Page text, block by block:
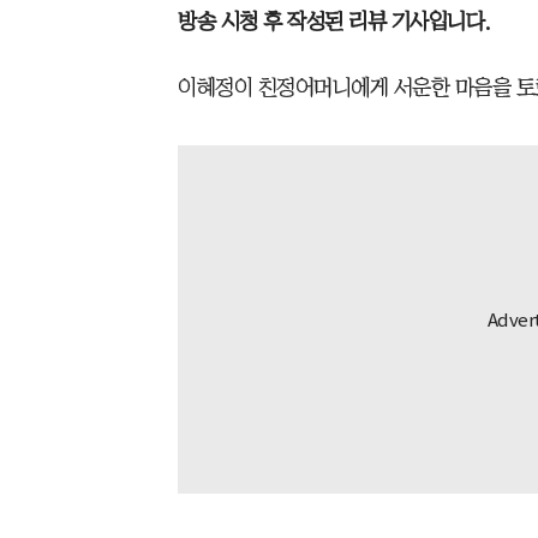
방송 시청 후 작성된 리뷰 기사입니다.
이혜정이 친정어머니에게 서운한 마음을